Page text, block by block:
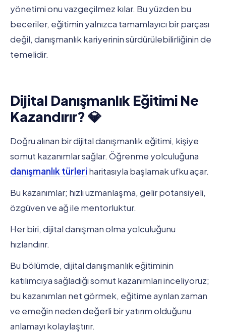
yönetimi onu vazgeçilmez kılar. Bu yüzden bu
beceriler, eğitimin yalnızca tamamlayıcı bir parçası
değil, danışmanlık kariyerinin sürdürülebilirliğinin de
temelidir.
Dijital Danışmanlık Eğitimi Ne
Kazandırır? 💎
Doğru alınan bir dijital danışmanlık eğitimi, kişiye
somut kazanımlar sağlar. Öğrenme yolculuğuna
danışmanlık türleri haritasıyla başlamak ufku açar.
Bu kazanımlar; hızlı uzmanlaşma, gelir potansiyeli,
özgüven ve ağ ile mentorluktur.
Her biri, dijital danışman olma yolculuğunu
hızlandırır.
Bu bölümde, dijital danışmanlık eğitiminin
katılımcıya sağladığı somut kazanımları inceliyoruz;
bu kazanımları net görmek, eğitime ayrılan zaman
ve emeğin neden değerli bir yatırım olduğunu
anlamayı kolaylaştırır.